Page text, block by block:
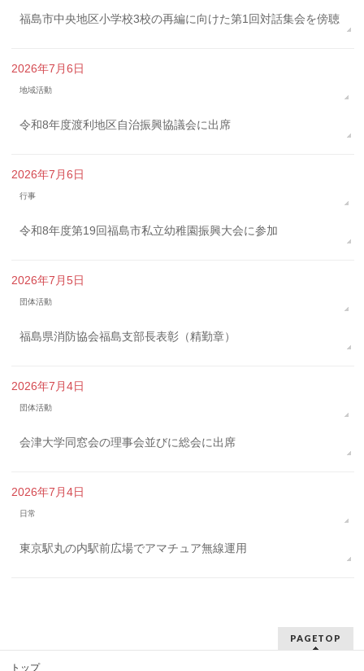
福島市中央地区小学校3校の再編に向けた第1回対話集会を傍聴
2026年7月6日
地域活動
令和8年度渡利地区自治振興協議会に出席
2026年7月6日
行事
令和8年度第19回福島市私立幼稚園振興大会に参加
2026年7月5日
団体活動
福島県消防協会福島支部長表彰（精勤章）
2026年7月4日
団体活動
会津大学同窓会の理事会並びに総会に出席
2026年7月4日
日常
東京駅丸の内駅前広場でアマチュア無線運用
PAGETOP
トップ